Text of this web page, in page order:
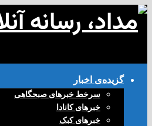
گزیده‌ی‌ اخبار
سرخط خبرهای صبحگاهی
خبرهای کانادا
خبرهای کبک